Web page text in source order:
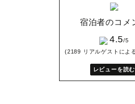
宿泊者のコメ
4.5/5
(2189 リアルゲストによ
レビューを読む